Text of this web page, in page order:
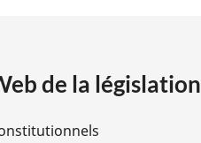
de la législation